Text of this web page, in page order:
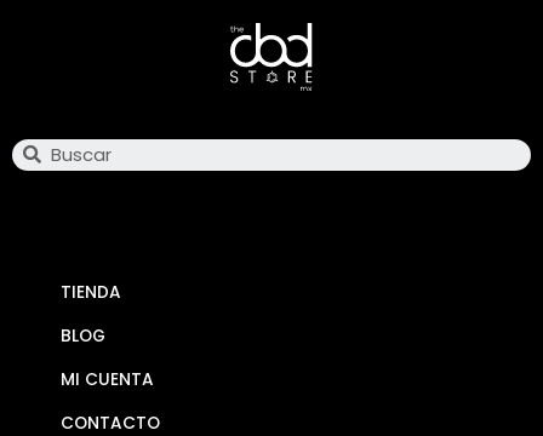
TIENDA
BLOG
MI CUENTA
CONTACTO